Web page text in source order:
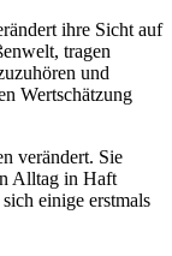
ihre Sicht auf
tragen
und
Wertschätzung
verändert. Sie
Alltag in Haft
einige erstmals